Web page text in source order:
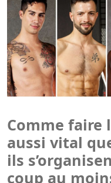
Comme faire
aussi vital
ils
coup au
24 heures !
Pump And